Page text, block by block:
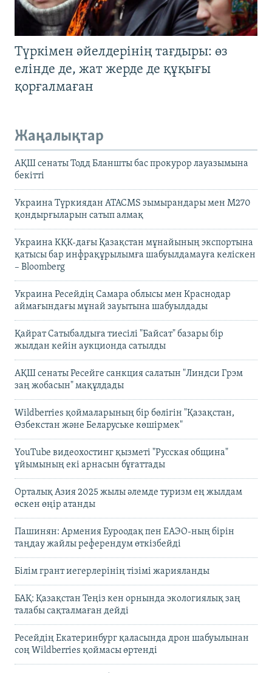
Түркімен әйелдерінің тағдыры: өз
елінде де, жат жерде де құқығы
қорғалмаған
Жаңалықтар
АҚШ сенаты Тодд Бланшты бас прокурор лауазымына
бекітті
Украина Түркиядан ATACMS зымырандары мен M270
қондырғыларын сатып алмақ
Украина КҚК-дағы Қазақстан мұнайының экспортына
қатысы бар инфрақұрылымға шабуылдамауға келіскен
– Bloomberg
Украина Ресейдің Самара облысы мен Краснодар
аймағындағы мұнай зауытына шабуылдады
Қайрат Сатыбалдыға тиесілі "Байсат" базары бір
жылдан кейін аукционда сатылды
АҚШ сенаты Ресейге санкция салатын "Линдси Грэм
заң жобасын" мақұлдады
Wildberries қоймаларының бір бөлігін "Қазақстан,
Өзбекстан және Беларуське көшірмек"
YouTube видеохостинг қызметі "Русская община"
ұйымының екі арнасын бұғаттады
Орталық Азия 2025 жылы әлемде туризм ең жылдам
өскен өңір атанды
Пашинян: Армения Еуроодақ пен ЕАЭО-ның бірін
таңдау жайлы референдум өткізбейді
Білім грант иегерлерінің тізімі жарияланды
БАҚ: Қазақстан Теңіз кен орнында экологиялық заң
талабы сақталмаған дейді
Ресейдің Екатеринбург қаласында дрон шабуылынан
соң Wildberries қоймасы өртенді